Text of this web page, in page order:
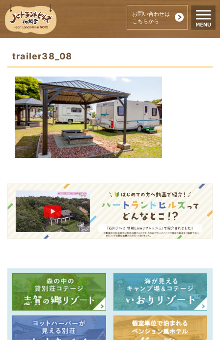
お問い合わせは
こちらから
trailer38_08